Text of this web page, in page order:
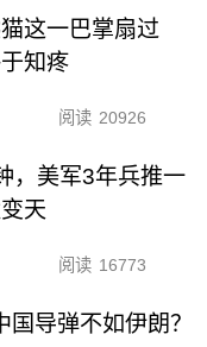
这一巴掌扇过
知疼
阅读 20926
，美军3年兵推一
天
阅读 16773
导弹不如伊朗？